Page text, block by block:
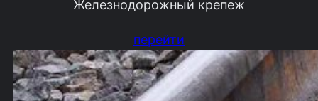
Железнодорожный крепеж
перейти